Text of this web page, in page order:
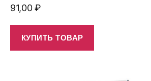
91,00₽
КУПИТЬ ТОВАР